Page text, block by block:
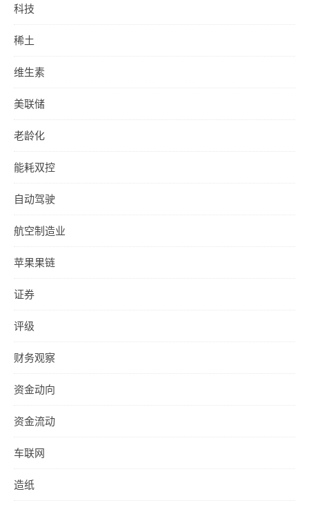
科技
稀土
维生素
美联储
老龄化
能耗双控
自动驾驶
航空制造业
苹果果链
证券
评级
财务观察
资金动向
资金流动
车联网
造纸